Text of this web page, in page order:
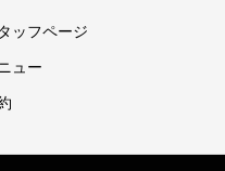
ッフページ
ュー